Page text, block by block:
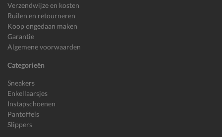
Verzendwijze en kosten
Ruilen en retourneren
Koop ongedaan maken
Garantie
Algemene voorwaarden
Categorieën
Sneakers
Enkellaarsjes
Instapschoenen
Pantoffels
Slippers